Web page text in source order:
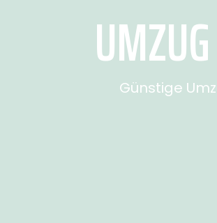
Günstige